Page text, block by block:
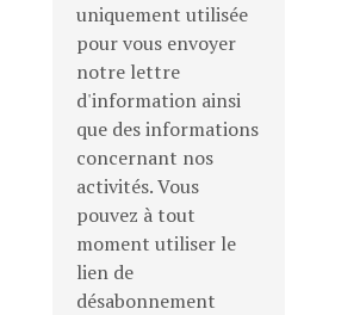
uniquement utilisée
pour vous envoyer
notre lettre
d'information ainsi
que des informations
concernant nos
activités. Vous
pouvez à tout
moment utiliser le
lien de
désabonnement